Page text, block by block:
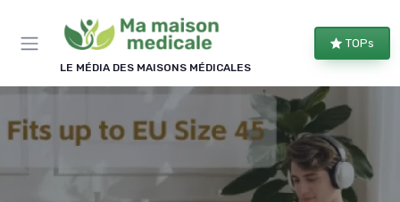
LE MÉDIA DES MAISONS MÉDICALES
TOPs